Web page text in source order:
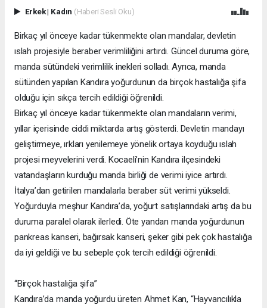
Erkek| Kadın (Haberi Sesli Oku)
Birkaç yıl önceye kadar tükenmekte olan mandalar, devletin
ıslah projesiyle beraber verimliliğini artırdı. Güncel duruma göre,
manda sütündeki verimlilik inekleri solladı. Ayrıca, manda
sütünden yapılan Kandıra yoğurdunun da birçok hastalığa şifa
olduğu için sıkça tercih edildiği öğrenildi.
Birkaç yıl önceye kadar tükenmekte olan mandaların verimi,
yıllar içerisinde ciddi miktarda artış gösterdi. Devletin mandayı
geliştirmeye, ırkları yenilemeye yönelik ortaya koyduğu ıslah
projesi meyvelerini verdi. Kocaeli’nin Kandıra ilçesindeki
vatandaşların kurduğu manda birliği de verimi iyice artırdı.
İtalya’dan getirilen mandalarla beraber süt verimi yükseldi.
Yoğurduyla meşhur Kandıra’da, yoğurt satışlarındaki artış da bu
duruma paralel olarak ilerledi. Öte yandan manda yoğurdunun
pankreas kanseri, bağırsak kanseri, şeker gibi pek çok hastalığa
da iyi geldiği ve bu sebeple çok tercih edildiği öğrenildi.
“Birçok hastalığa şifa”
Kandıra’da manda yoğurdu üreten Ahmet Kan, “Hayvancılıkla